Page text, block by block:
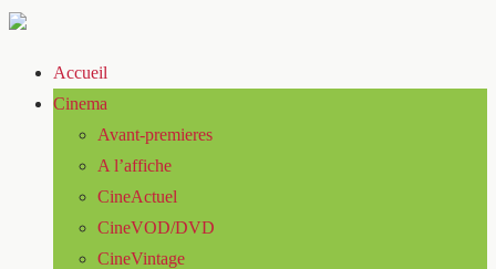
Accueil
Cinema
Avant-premieres
A l’affiche
CineActuel
CineVOD/DVD
CineVintage